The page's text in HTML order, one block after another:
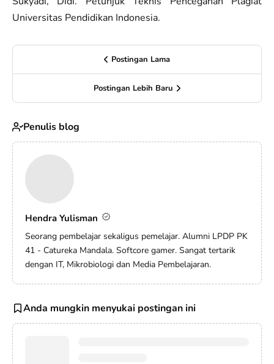
Universitas Pendidikan Indonesia.
Postingan Lama
Postingan Lebih Baru
Penulis blog
Hendra Yulisman
Seorang pembelajar sekaligus pemelajar. Alumni LPDP PK
41 - Catureka Mandala. Softcore gamer. Sangat tertarik
dengan IT, Mikrobiologi dan Media Pembelajaran.
Anda mungkin menyukai postingan ini